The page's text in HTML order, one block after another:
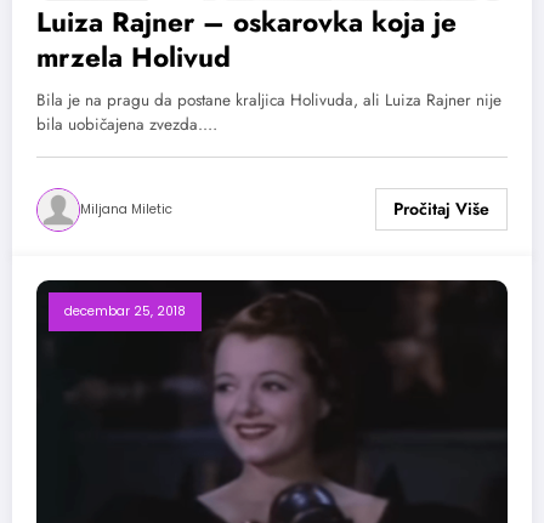
Luiza Rajner – oskarovka koja je
mrzela Holivud
Bila je na pragu da postane kraljica Holivuda, ali Luiza Rajner nije
bila uobičajena zvezda.…
Miljana Miletic
decembar 25, 2018